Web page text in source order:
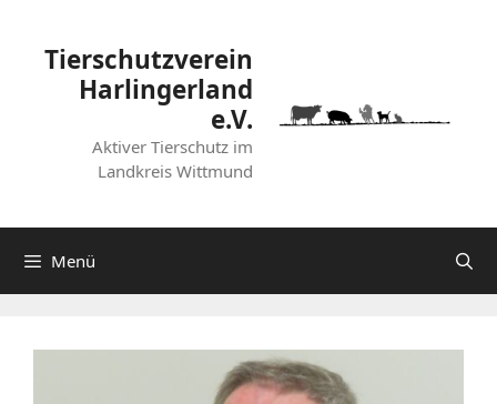
springenTierschutzverein
Harlingerland
e.V.
Aktiver Tierschutz im
Landkreis Wittmund
Menü